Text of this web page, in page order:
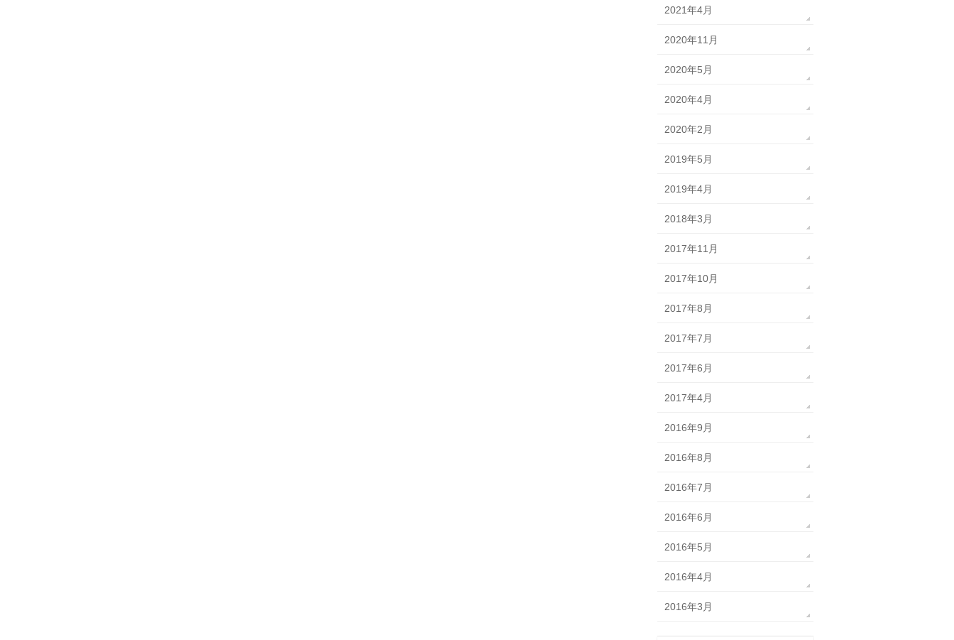
2021年4月
2020年11月
2020年5月
2020年4月
2020年2月
2019年5月
2019年4月
2018年3月
2017年11月
2017年10月
2017年8月
2017年7月
2017年6月
2017年4月
2016年9月
2016年8月
2016年7月
2016年6月
2016年5月
2016年4月
2016年3月